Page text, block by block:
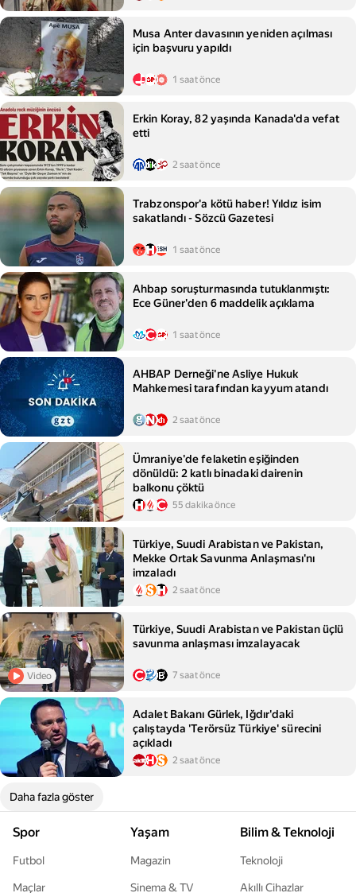
Musa Anter davasının yeniden açılması
için başvuru yapıldı
1 saat önce
Erkin Koray, 82 yaşında Kanada'da vefat
etti
2 saat önce
Trabzonspor'a kötü haber! Yıldız isim
sakatlandı - Sözcü Gazetesi
1 saat önce
Ahbap soruşturmasında tutuklanmıştı:
Ece Güner'den 6 maddelik açıklama
1 saat önce
AHBAP Derneği'ne Asliye Hukuk
Mahkemesi tarafından kayyum atandı
2 saat önce
Ümraniye'de felaketin eşiğinden
dönüldü: 2 katlı binadaki dairenin
balkonu çöktü
55 dakika önce
Türkiye, Suudi Arabistan ve Pakistan,
Mekke Ortak Savunma Anlaşması'nı
imzaladı
2 saat önce
Video
Türkiye, Suudi Arabistan ve Pakistan üçlü
savunma anlaşması imzalayacak
7 saat önce
Adalet Bakanı Gürlek, Iğdır'daki
çalıştayda 'Terörsüz Türkiye' sürecini
açıkladı
2 saat önce
Daha fazla göster
Spor
Futbol
Maçlar
Yaşam
Magazin
Sinema & TV
Bilim & Teknoloji
Teknoloji
Akıllı Cihazlar